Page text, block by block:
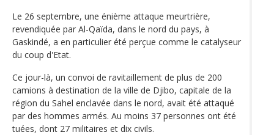
Le 26 septembre, une énième attaque meurtrière,
revendiquée par Al-Qaïda, dans le nord du pays, à
Gaskindé, a en particulier été perçue comme le catalyseur
du coup d'Etat.
Ce jour-là, un convoi de ravitaillement de plus de 200
camions à destination de la ville de Djibo, capitale de la
région du Sahel enclavée dans le nord, avait été attaqué
par des hommes armés. Au moins 37 personnes ont été
tuées, dont 27 militaires et dix civils.